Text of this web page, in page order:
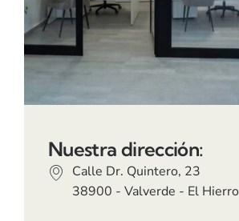
Nuestra dirección:
Calle Dr. Quintero, 23
38900 - Valverde - El Hierro